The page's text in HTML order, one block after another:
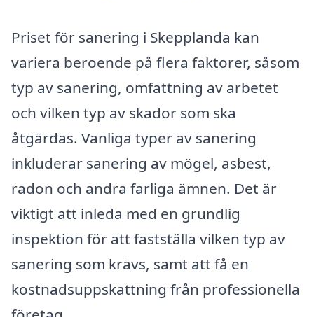
Priset för sanering i Skepplanda kan
variera beroende på flera faktorer, såsom
typ av sanering, omfattning av arbetet
och vilken typ av skador som ska
åtgärdas. Vanliga typer av sanering
inkluderar sanering av mögel, asbest,
radon och andra farliga ämnen. Det är
viktigt att inleda med en grundlig
inspektion för att fastställa vilken typ av
sanering som krävs, samt att få en
kostnadsuppskattning från professionella